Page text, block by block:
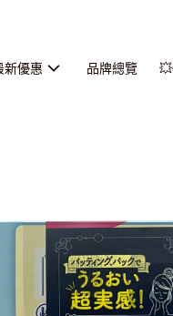
新優惠 品牌總覽